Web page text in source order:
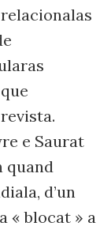
e Saurat
quand
d’un
« blocat » a